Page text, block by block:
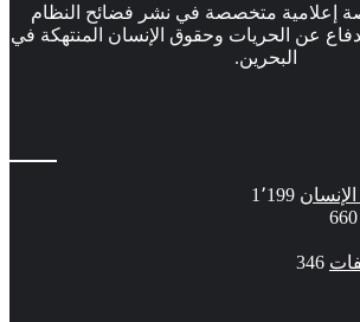
إعلامية متخصصة في نشر فضائح النظام
عن الحريات وحقوق الإنسان المنتهكة في
البحرين.
1٬199
660
346